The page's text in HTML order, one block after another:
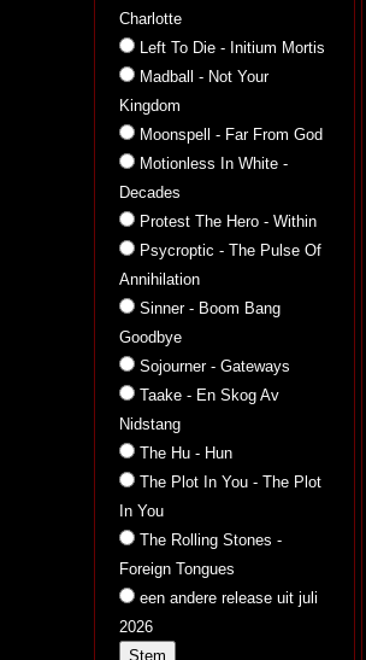
Charlotte
Left To Die - Initium Mortis
Madball - Not Your
Kingdom
Moonspell - Far From God
Motionless In White -
Decades
Protest The Hero - Within
Psycroptic - The Pulse Of
Annihilation
Sinner - Boom Bang
Goodbye
Sojourner - Gateways
Taake - En Skog Av
Nidstang
The Hu - Hun
The Plot In You - The Plot
In You
The Rolling Stones -
Foreign Tongues
een andere release uit juli
2026